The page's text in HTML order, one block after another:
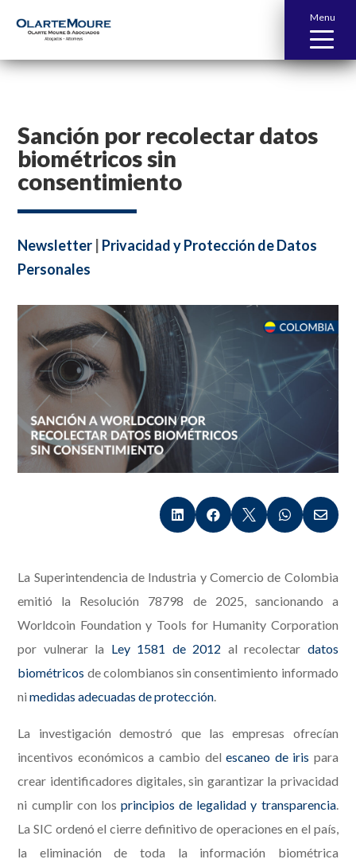
Menu
Sanción por recolectar datos
biométricos sin
consentimiento
Newsletter Privacidad y Protección de Datos
Personales
    
La Superintendencia de Industria y Comercio de Colombia
emitió la Resolución 78798 de 2025, sancionando a
Worldcoin Foundation y Tools for Humanity Corporation
por vulnerar la Ley 1581 de 2012 al recolectar datos
biométricos de colombianos sin consentimiento informado
nimedidas adecuadas de protección
La investigación demostró que las empresas ofrecían
incentivos económicos a cambio delescaneo de iris para
crear identificadores digitales, sin garantizar la privacidad
ni cumplir con los principios de legalidad y transparencia.
La SIC ordenó el cierre definitivo de operaciones en el país,
la eliminación de toda la información biométrica